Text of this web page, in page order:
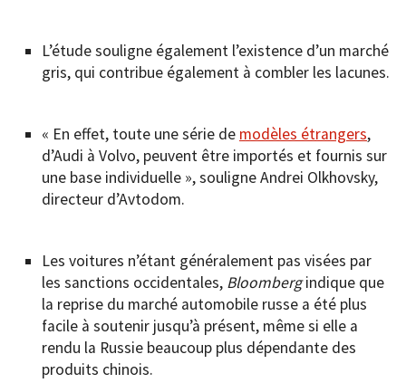
L’étude souligne également l’existence d’un marché
gris, qui contribue également à combler les lacunes.
« En effet, toute une série de modèles étrangers,
d’Audi à Volvo, peuvent être importés et fournis sur
une base individuelle », souligne Andrei Olkhovsky,
directeur d’Avtodom.
Les voitures n’étant généralement pas visées par
les sanctions occidentales, Bloombergindique que
la reprise du marché automobile russe a été plus
facile à soutenir jusqu’à présent, même si elle a
rendu la Russie beaucoup plus dépendante des
produits chinois.